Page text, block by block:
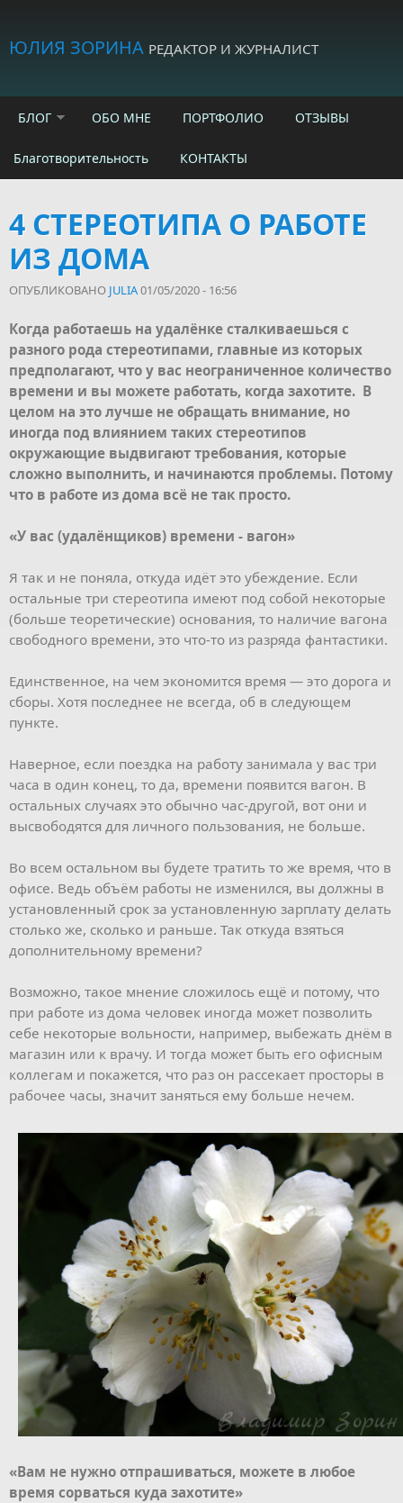
ЮЛИЯ ЗОРИНА РЕДАКТОР И ЖУРНАЛИСТ
БЛОГ ОБО МНЕ ПОРТФОЛИО ОТЗЫВЫ
Благотворительность КОНТАКТЫ
4 СТЕРЕОТИПА О РАБОТЕ
ИЗ ДОМА
ОПУБЛИКОВАНО JULIA01/05/2020 - 16:56
Когда работаешь на удалёнке сталкиваешься с
разного рода стереотипами, главные из которых
предполагают, что у вас неограниченное количество
времени и вы можете работать, когда захотите. В
целом на это лучше не обращать внимание, но
иногда под влиянием таких стереотипов
окружающие выдвигают требования, которые
сложно выполнить, и начинаются проблемы. Потому
что в работе из дома всё не так просто.
«У вас (удалёнщиков) времени - вагон»
Я так и не поняла, откуда идёт это убеждение. Если
остальные три стереотипа имеют под собой некоторые
(больше теоретические) основания, то наличие вагона
свободного времени, это что-то из разряда фантастики.
Единственное, на чем экономится время — это дорога и
сборы. Хотя последнее не всегда, об в следующем
пункте.
Наверное, если поездка на работу занимала у вас три
часа в один конец, то да, времени появится вагон. В
остальных случаях это обычно час-другой, вот они и
высвободятся для личного пользования, не больше.
Во всем остальном вы будете тратить то же время, что в
офисе. Ведь объём работы не изменился, вы должны в
установленный срок за установленную зарплату делать
столько же, сколько и раньше. Так откуда взяться
дополнительному времени?
Возможно, такое мнение сложилось ещё и потому, что
при работе из дома человек иногда может позволить
себе некоторые вольности, например, выбежать днём в
магазин или к врачу. И тогда может быть его офисным
коллегам и покажется, что раз он рассекает просторы в
рабочее часы, значит заняться ему больше нечем.
«Вам не нужно отпрашиваться, можете в любое
время сорваться куда захотите»